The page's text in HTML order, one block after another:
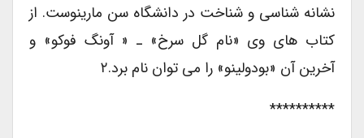
نشانه شناسی و شناخت در دانشگاه سن مارینوست. از
کتاب های وی «نام گل سرخ» ـ « آونگ فوکو» و
آخرین آن «بودولینو» را می توان نام برد.۲
**********